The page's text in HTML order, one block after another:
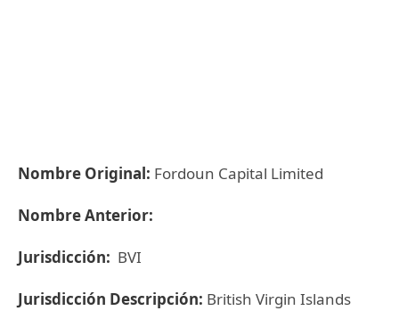
Nombre Original: Fordoun Capital Limited
Nombre Anterior:
Jurisdicción: BVI
Jurisdicción Descripción: British Virgin Islands